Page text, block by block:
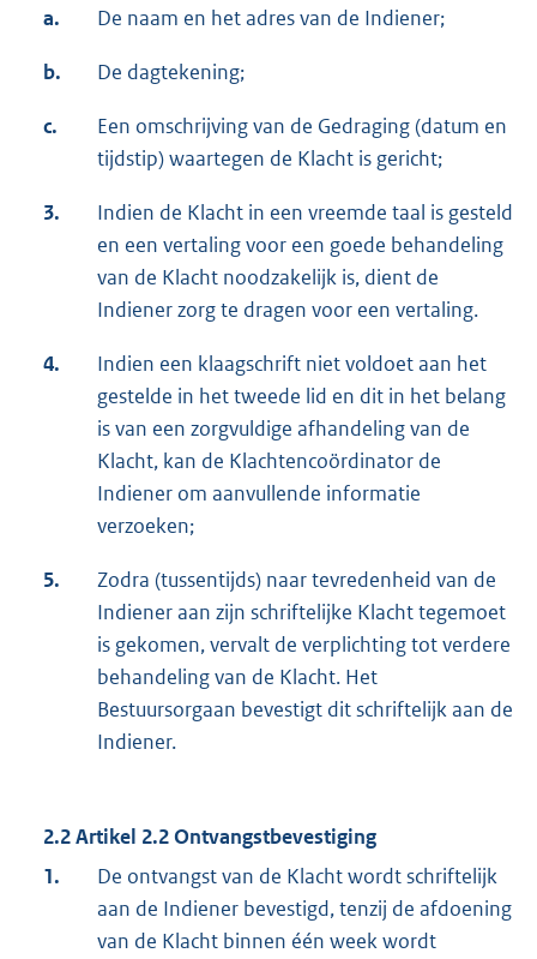
a. De naam en het adres van de Indiener;
b. De dagtekening;
c.
Een omschrijving van de Gedraging (datum en
tijdstip) waartegen de Klacht is gericht;
3.
Indien de Klacht in een vreemde taal is gesteld
en een vertaling voor een goede behandeling
van de Klacht noodzakelijk is, dient de
Indiener zorg te dragen voor een vertaling.
4.
Indien een klaagschrift niet voldoet aan het
gestelde in het tweede lid en dit in het belang
is van een zorgvuldige afhandeling van de
Klacht, kan de Klachtencoördinator de
Indiener om aanvullende informatie
verzoeken;
5.
Zodra (tussentijds) naar tevredenheid van de
Indiener aan zijn schriftelijke Klacht tegemoet
is gekomen, vervalt de verplichting tot verdere
behandeling van de Klacht. Het
Bestuursorgaan bevestigt dit schriftelijk aan de
Indiener.
2.2 Artikel 2.2 Ontvangstbevestiging
1.
De ontvangst van de Klacht wordt schriftelijk
aan de Indiener bevestigd, tenzij de afdoening
van de Klacht binnen één week wordt